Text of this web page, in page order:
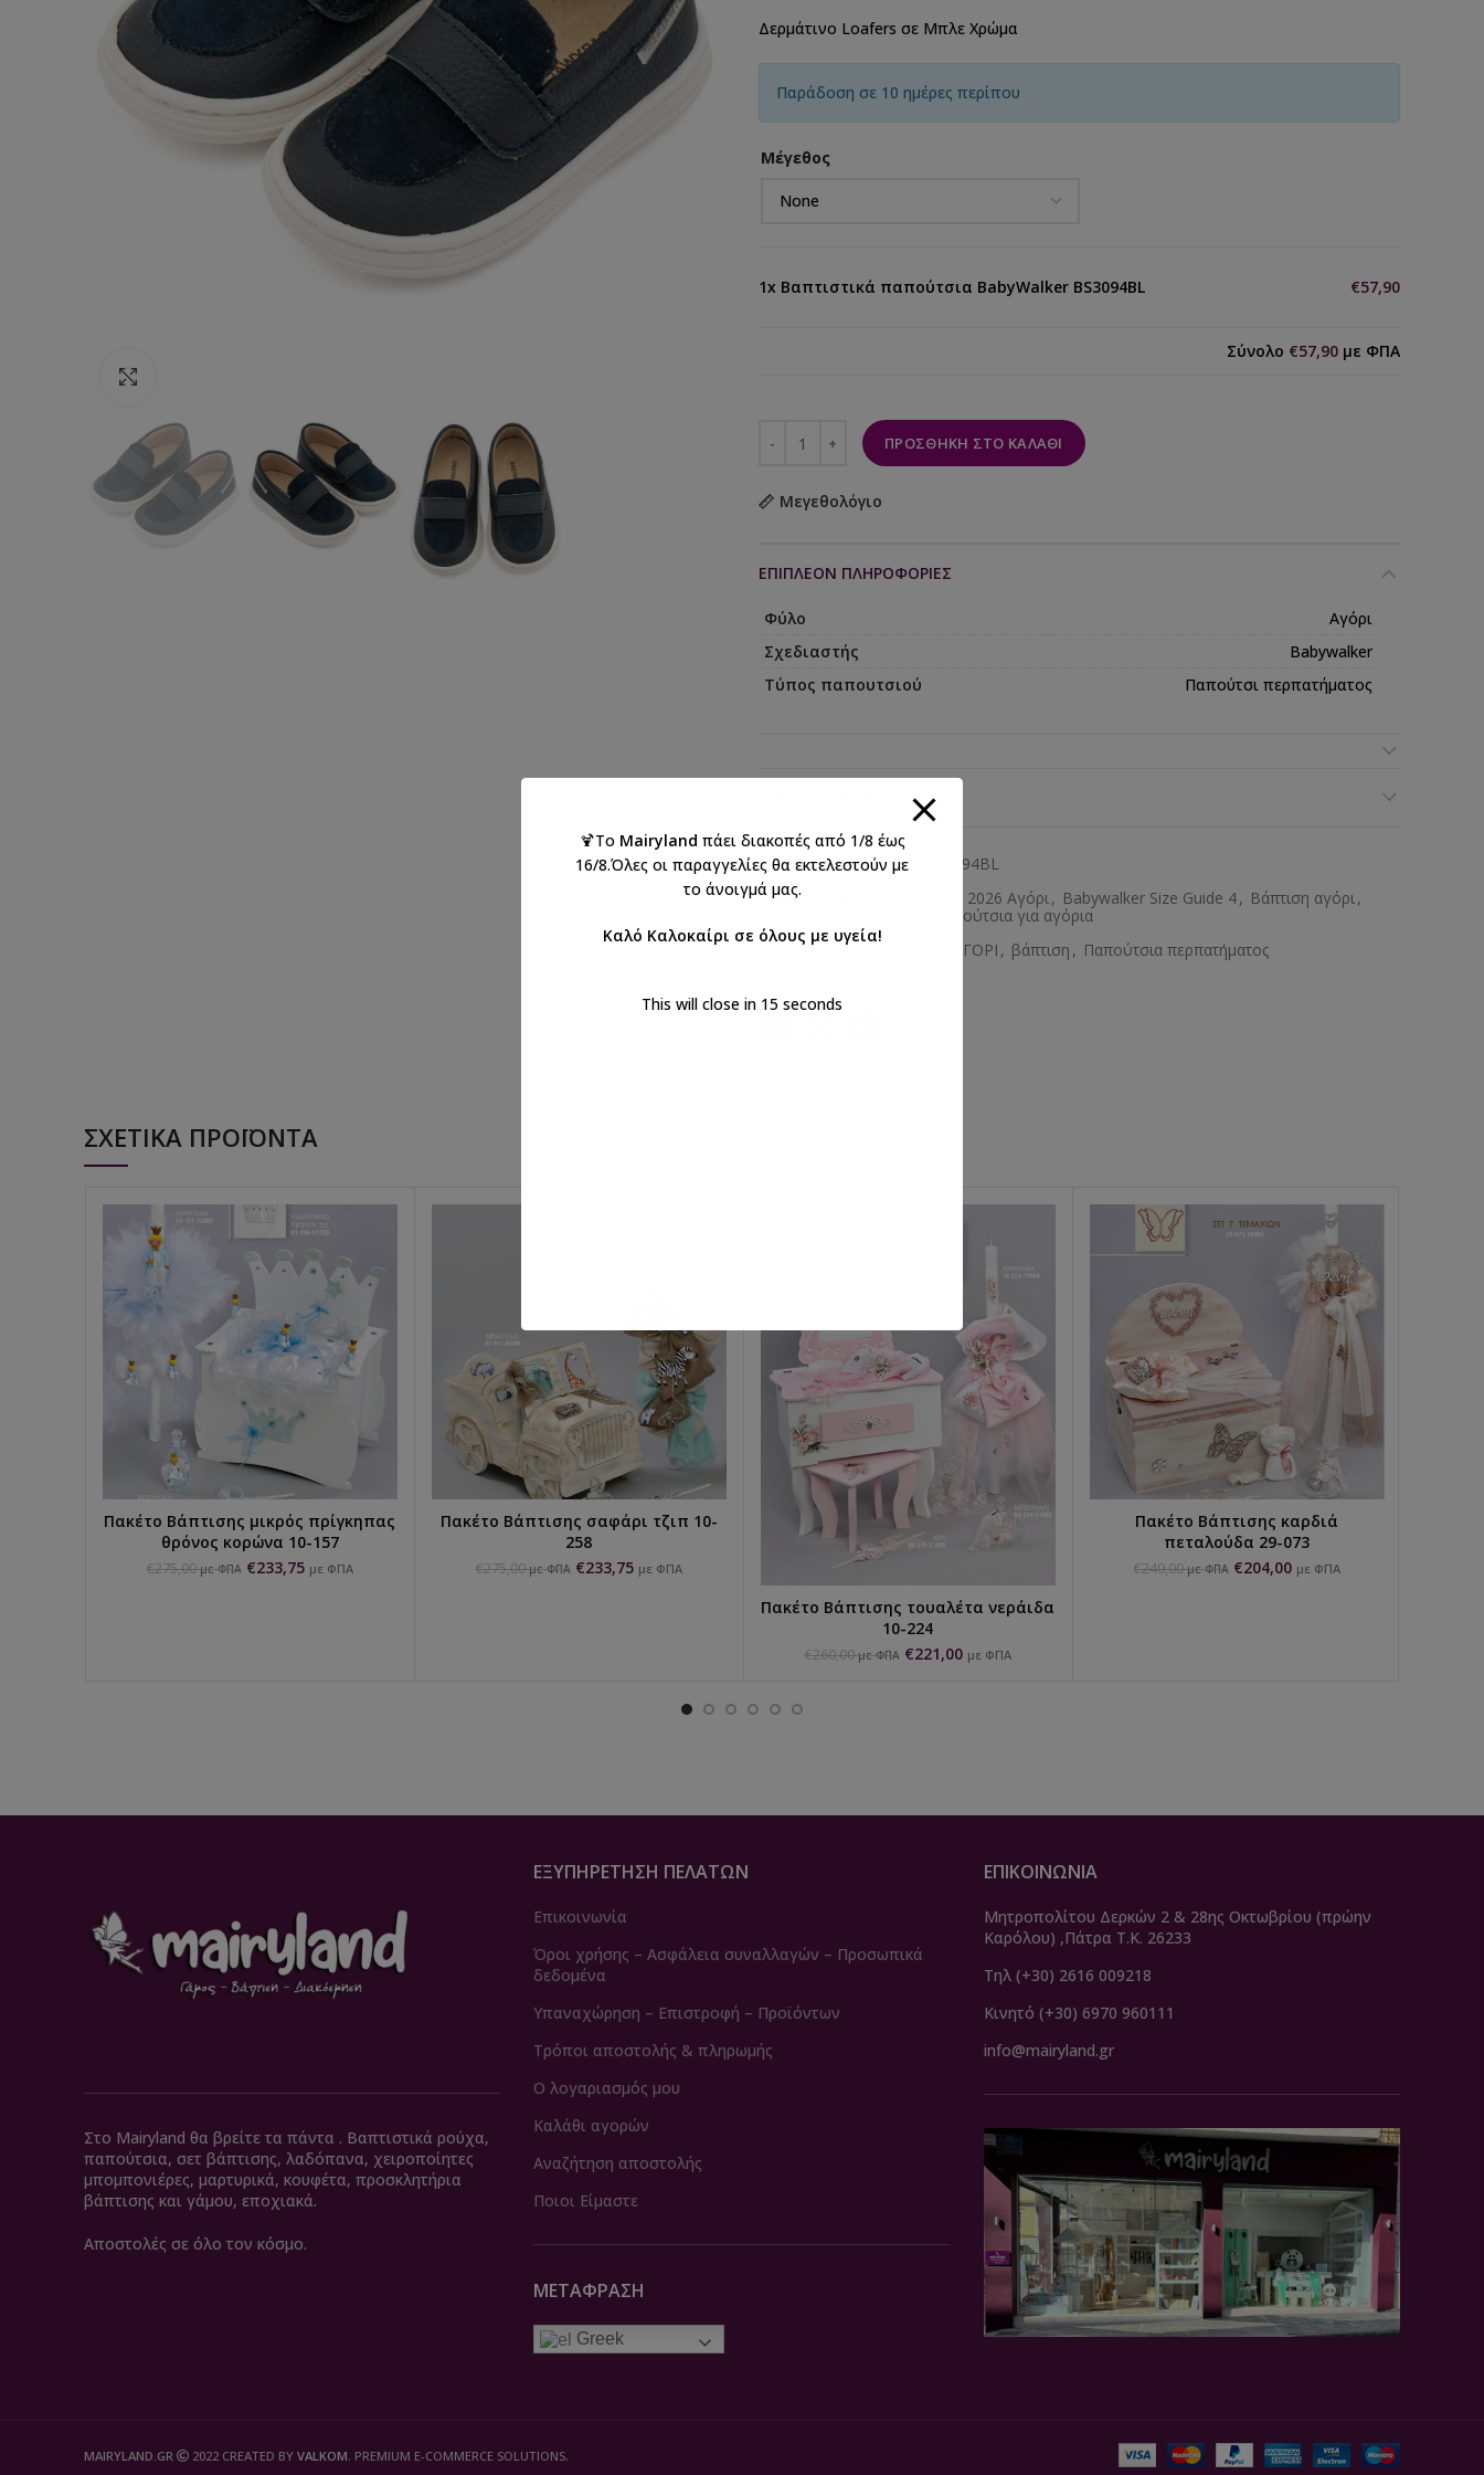
Δερμάτινο Loafers σε Μπλε Χρώμα
Παράδοση σε 10 ημέρες περίπου
Μέγεθος
1x Βαπτιστικά παπούτσια BabyWalker BS3094BL €57,90
Σύνολο €57,90 με ΦΠΑ
ΠΡΟΣΘΉΚΗ ΣΤΟ ΚΑΛΆΘΙ
Μεγεθολόγιο
ΕΠΙΠΛΈΟΝ ΠΛΗΡΟΦΟΡΊΕΣ
Φύλο
Αγόρι
Σχεδιαστής
Babywalker
Τύπος παπουτσιού
Παπούτσι περπατήματος
ΑΠΟΣΤΟΛΉ & ΠΑΡΆΔΟΣΗ
Κωδικός προϊόντος:
BS3094BL
Κατηγορίες:
BABYWALKER 2026 Αγόρι, Babywalker Size Guide 4, Βάπτιση αγόρι,
Βαπτιστικά παπούτσια για αγόρια
Ετικέτες:
BABYWALKER ΑΓΟΡΙ , βάπτιση , Παπούτσια περπατήματος
ΣΧΕΤΙΚΆ ΠΡΟΪΌΝΤΑ
ΕΠΙΛΟΓΉ...
Πακέτο Βάπτισης μικρός πρίγκηπας
θρόνος κορώνα 10-157
€275,00 με ΦΠΑ €233,75 με ΦΠΑ
ΕΠΙΛΟΓΉ...
Πακέτο Βάπτισης σαφάρι τζιπ 10-
258
€275,00 με ΦΠΑ €233,75 με ΦΠΑ
ΕΠΙΛΟΓΉ...
Πακέτο Βάπτισης τουαλέτα νεράιδα
10-224
€260,00 με ΦΠΑ €221,00 με ΦΠΑ
ΕΠΙΛΟΓΉ...
Πακέτο Βάπτισης καρδιά
πεταλούδα 29-073
€240,00 με ΦΠΑ €204,00 με ΦΠΑ
Στο Mairyland θα βρείτε τα πάντα . Βαπτιστικά ρούχα,
παπούτσια, σετ βάπτισης, λαδόπανα, χειροποίητες
μπομπονιέρες, μαρτυρικά, κουφέτα, προσκλητήρια
βάπτισης και γάμου, εποχιακά.
Αποστολές σε όλο τον κόσμο.
ΕΞΥΠΗΡΈΤΗΣΗ ΠΕΛΑΤΏΝ
Επικοινωνία
Όροι χρήσης – Ασφάλεια συναλλαγών – Προσωπικά
δεδομένα
Υπαναχώρηση – Επιστροφή – Προϊόντων
Τρόποι αποστολής & πληρωμής
Ο λογαριασμός μου
Καλάθι αγορών
Αναζήτηση αποστολής
Ποιοι Είμαστε
ΜΕΤΆΦΡΑΣΗ
Greek
ΕΠΙΚΟΙΝΩΝΙΑ
Μητροπολίτου Δερκών 2 & 28ης Οκτωβρίου (πρώην
Καρόλου) ,Πάτρα Τ.Κ. 26233
Τηλ (+30) 2616 009218
Κινητό (+30) 6970 960111
info@mairyland.gr
MAIRYLAND.GR 2022 CREATED BY VALKOM. PREMIUM E-COMMERCE SOLUTIONS.
🍹Το Mairyland πάει διακοπές από 1/8 έως
16/8.Όλες οι παραγγελίες θα εκτελεστούν με
το άνοιγμά μας.
Καλό Καλοκαίρι σε όλους με υγεία!
This will close in 14 seconds